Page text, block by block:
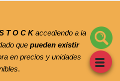
T O C Kaccediendo a la
que pueden existir
en precios y unidades
.